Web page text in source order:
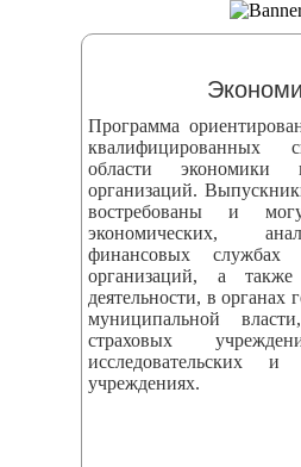
Программа
квалифицированных
области экономики
организаций.
востребованы и
экономических,
финансовых службах
организаций, а
деятельности, в органах
муниципальной
страховых
исследовательских и
учреждениях.